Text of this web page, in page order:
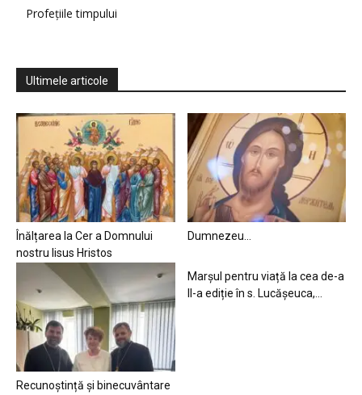
Profețiile timpului
Ultimele articole
Înălțarea la Cer a Domnului
nostru Iisus Hristos
Dumnezeu…
Recunoștință și binecuvântare
Marșul pentru viață la cea de-a
II-a ediție în s. Lucășeuca,...